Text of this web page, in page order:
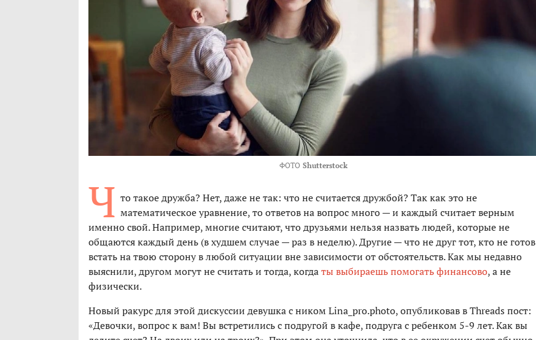
ФОТО Shutterstock
Ч то такое дружба? Нет, даже не так: что не считается дружбой? Так как это не
математическое уравнение, то ответов на вопрос много — и каждый считает верным
именно свой. Например, многие считают, что друзьями нельзя назвать людей, которые не
общаются каждый день (в худшем случае — раз в неделю). Другие — что не друг тот, кто не готов
встать на твою сторону в любой ситуации вне зависимости от обстоятельств. Как мы недавно
выяснили, другом могут не считать и тогда, когдаты выбираешь помогать финансово, а не
физически.
Новый ракурс для этой дискуссии девушка с ником Lina_pro.photo, опубликовав в Threads пост:
«Девочки, вопрос к вам! Вы встретились с подругой в кафе, подруга с ребенком 5-9 лет. Как вы